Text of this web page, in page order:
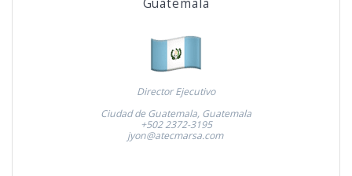
Guatemala
Director Ejecutivo
Ciudad de Guatemala, Guatemala
+502 2372-3195
jyon@atecmarsa.com